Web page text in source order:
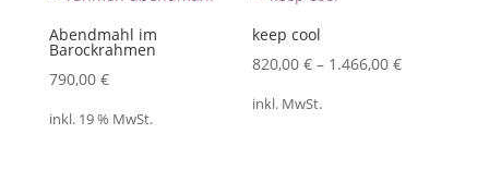
Abendmahl im
Barockrahmen
790,00 €
inkl. 19 % MwSt.
keep cool
820,00€ – 1.466,00€
inkl. MwSt.